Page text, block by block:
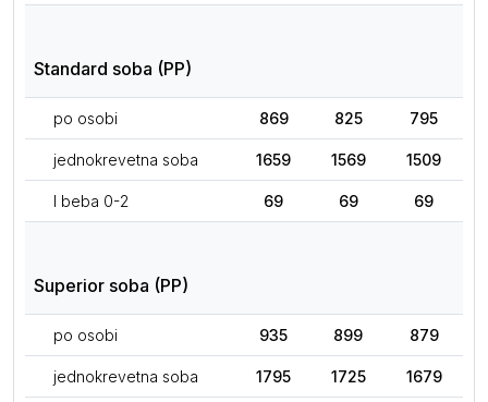
Standard soba (PP)
po osobi 869 825 795
jednokrevetna soba 1659 1569 1509
I beba 0-2 69 69 69
Superior soba (PP)
po osobi 935 899 879
jednokrevetna soba 1795 1725 1679